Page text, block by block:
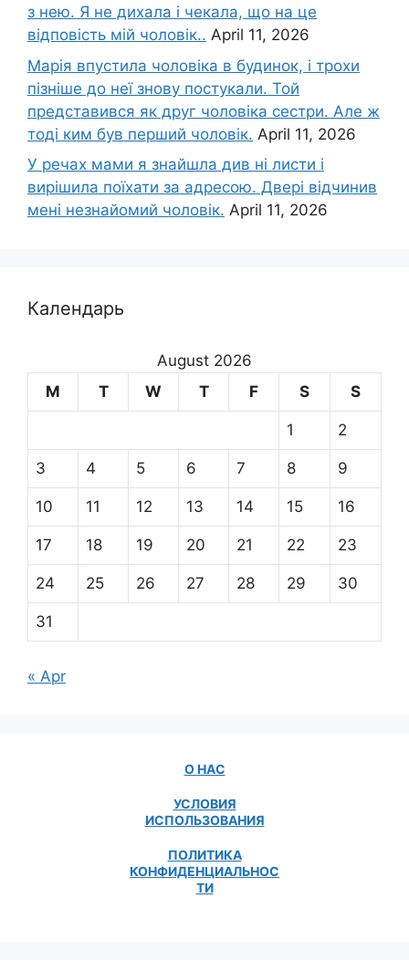
з нею. Я не дихала і чекала, що на це
відповість мій чоловік.. April 11, 2026
Марія впустила чоловіка в будинок, і трохи
пізніше до неї знову постукали. Той
представився як друг чоловіка сестри. Але ж
тоді ким був перший чоловік. April 11, 2026
У речах мами я знайшла див ні листи і
вирішила поїхати за адресою. Двері відчинив
мені незнайомий чоловік. April 11, 2026
Календарь
August 2026
M
T W T F S S
1 2
3 4 5 6 7 8 9
10 11 12 13 14 15 16
17 18 19 20 21 22 23
24 25 26 27 28 29 30
31
« Apr
О НАС
УСЛОВИЯ
ИСПОЛЬЗОВАНИЯ
ПОЛИТИКА
КОНФИДЕНЦИАЛЬНОС
ТИ